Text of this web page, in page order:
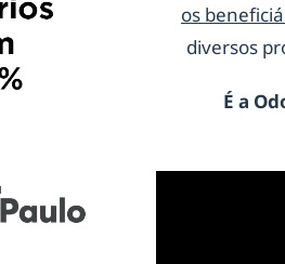
os
diversos
É a